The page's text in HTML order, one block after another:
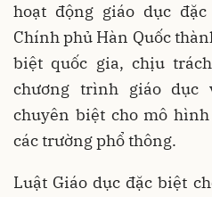
hoạt động giáo dục
Chính phủ Hàn Quốc
biệt quốc gia, chịu
chương trình giáo dục
chuyên biệt cho mô
các trường phổ thông.
Luật Giáo dục đặc biệt